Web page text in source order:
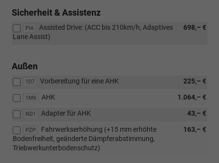
Sicherheit & Assistenz
PIA 698,– €
Assisted Drive: (ACC bis 210km/h, Adaptives
Lane Assist)
Außen
1D7 225,– €
Vorbereitung für eine AHK
1M6 1.064,– €
AHK
ND1 43,– €
Adapter für AHK
PZP 163,– €
Fahrwerkserhöhung (+15 mm erhöhte
Bodenfreiheit, geänderte Dämpferabstimmung,
Triebwerkunterbodenschutz)